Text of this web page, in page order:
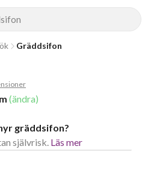
Gräddsifon
(ändra)
gräddsifon?
självrisk. Läs mer